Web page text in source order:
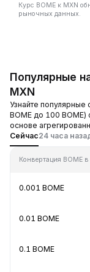
Курс BOME к MXN
рыночных данных.
Популярные
MXN
Узнайте популярные
BOME до 100
основе
Сейчас24 часа
Конвертация BOME в
0.001 BOME
0.01 BOME
0.1 BOME